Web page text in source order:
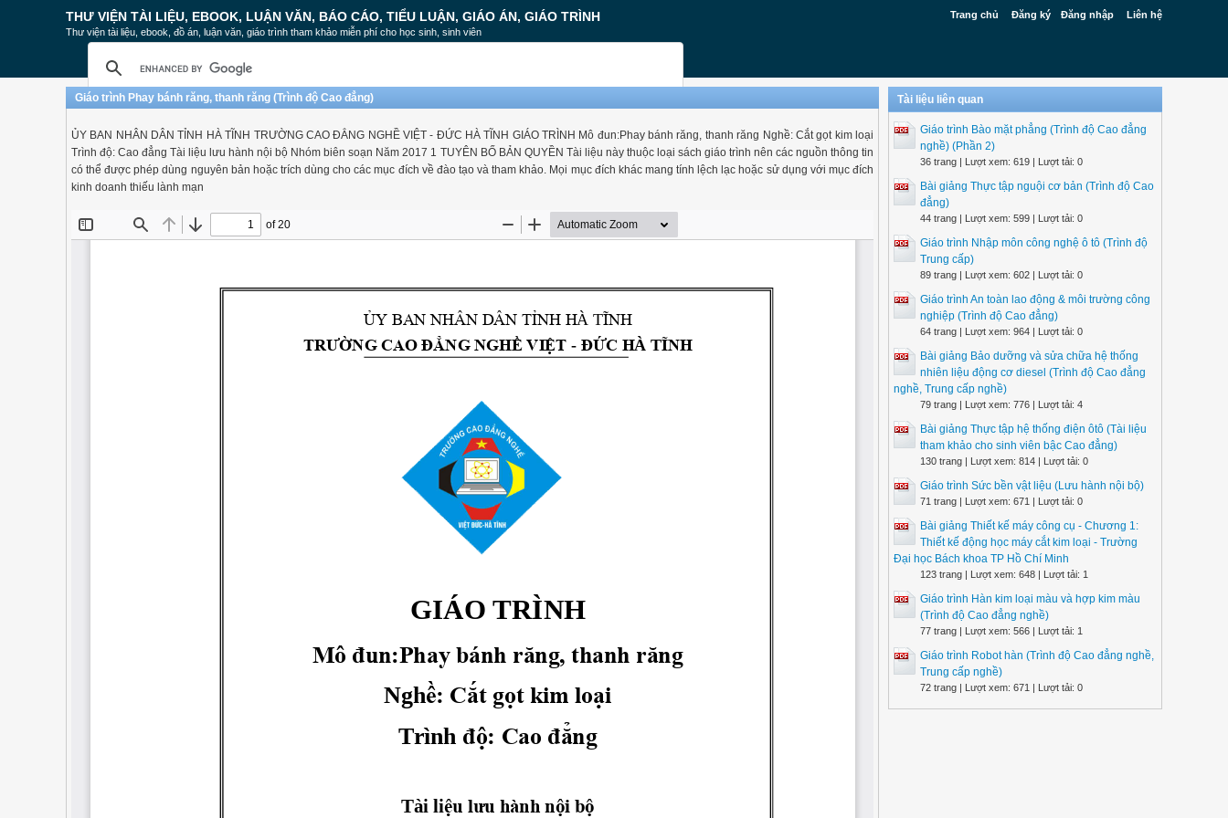
Trang chủ Đăng ký Đăng nhập Liên hệ
THƯ VIỆN TÀI LIỆU, EBOOK, LUẬN VĂN, BÁO CÁO, TIỂU LUẬN, GIÁO ÁN, GIÁO TRÌNH
Thư viện tài liệu, ebook, đồ án, luận văn, giáo trình tham khảo miễn phí cho học sinh, sinh viên
Giáo trình Phay bánh răng, thanh răng (Trình độ Cao đẳng)
ỦY BAN NHÂN DÂN TỈNH HÀ TĨNH TRƯỜNG CAO ĐẲNG NGHỀ VIỆT - ĐỨC HÀ TĨNH GIÁO TRÌNH Mô đun:Phay bánh răng, thanh răng Nghề: Cắt gọt kim loại
Trình độ: Cao đẳng Tài liệu lưu hành nội bộ Nhóm biên soạn Năm 2017 1 TUYÊN BỐ BẢN QUYỀN Tài liệu này thuộc loại sách giáo trình nên các nguồn thông tin
có thể được phép dùng nguyên bản hoặc trích dùng cho các mục đích về đào tạo và tham khảo. Mọi mục đích khác mang tính lệch lạc hoặc sử dụng với mục đích
kinh doanh thiếu lành mạn
Tài liệu liên quan
Giáo trình Bào mặt phẳng (Trình độ Cao đẳng
nghề) (Phần 2)
36 trang | Lượt xem: 619 | Lượt tải: 0
Bài giảng Thực tập nguội cơ bản (Trình độ Cao
đẳng)
44 trang | Lượt xem: 599 | Lượt tải: 0
Giáo trình Nhập môn công nghệ ô tô (Trình độ
Trung cấp)
89 trang | Lượt xem: 602 | Lượt tải: 0
Giáo trình An toàn lao động & môi trường công
nghiệp (Trình độ Cao đẳng)
64 trang | Lượt xem: 964 | Lượt tải: 0
Bài giảng Bảo dưỡng và sửa chữa hệ thống
nhiên liệu động cơ diesel (Trình độ Cao đẳng
nghề, Trung cấp nghề)
79 trang | Lượt xem: 776 | Lượt tải: 4
Bài giảng Thực tập hệ thống điện ôtô (Tài liệu
tham khảo cho sinh viên bậc Cao đẳng)
130 trang | Lượt xem: 814 | Lượt tải: 0
Giáo trình Sức bền vật liệu (Lưu hành nội bộ)
71 trang | Lượt xem: 671 | Lượt tải: 0
Bài giảng Thiết kế máy công cụ - Chương 1:
Thiết kế động học máy cắt kim loại - Trường
Đại học Bách khoa TP Hồ Chí Minh
123 trang | Lượt xem: 648 | Lượt tải: 1
Giáo trình Hàn kim loại màu và hợp kim màu
(Trình độ Cao đẳng nghề)
77 trang | Lượt xem: 566 | Lượt tải: 1
Giáo trình Robot hàn (Trình độ Cao đẳng nghề,
Trung cấp nghề)
72 trang | Lượt xem: 671 | Lượt tải: 0